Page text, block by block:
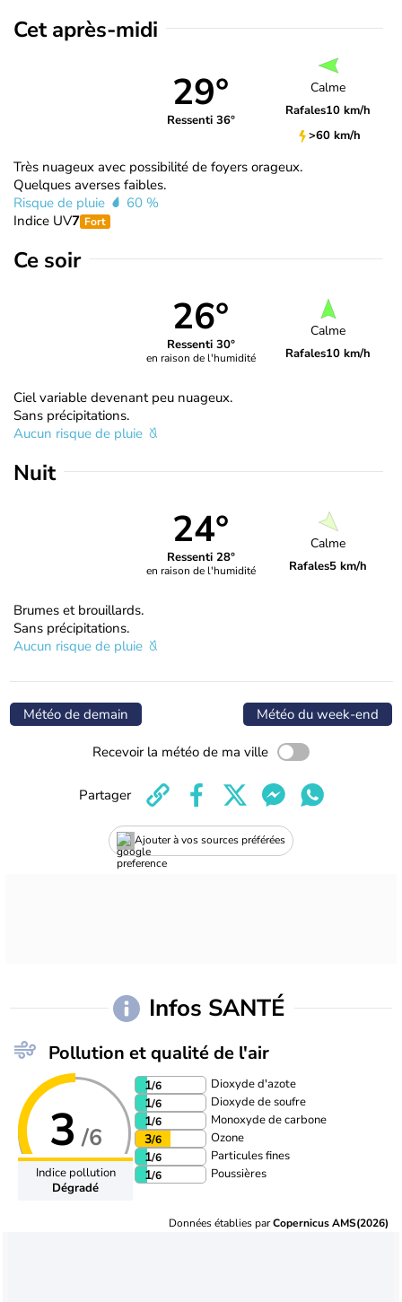
Cet après-midi
29°
Ressenti 36°
Calme
Rafales10 km/h
>60 km/h
Très nuageux avec possibilité de foyers orageux.
Quelques averses faibles.
Risque de pluie
60 %
Indice UV7 Fort
Ce soir
26°
Ressenti 30°
en raison de l'humidité
Calme
Rafales10 km/h
Ciel variable devenant peu nuageux.
Sans précipitations.
Aucun risque de pluie
Nuit
24°
Ressenti 28°
en raison de l'humidité
Calme
Rafales5 km/h
Brumes et brouillards.
Sans précipitations.
Aucun risque de pluie
Météo de demain Météo du week-end
Recevoir la météo de ma ville
Ajouter à vos sources préférées
Partager
Infos SANTÉ
Pollution et qualité de l'air
3 /6
Indice pollution
Dégradé
1/6 Dioxyde d'azote
1/6 Dioxyde de soufre
1/6 Monoxyde de carbone
3/6 Ozone
1/6 Particules fines
1/6 Poussières
Données établies parCopernicus AMS(2026)